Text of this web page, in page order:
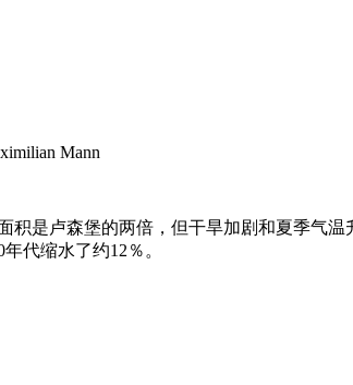
Mann
是卢森堡的两倍，但干旱加剧和夏季气
代缩水了约12％。